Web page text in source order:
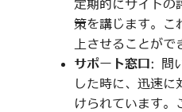
定期的にサイトの
策を講じます。こ
上させることがで
サポート窓口 : 問
した時に、迅速に
けられています。